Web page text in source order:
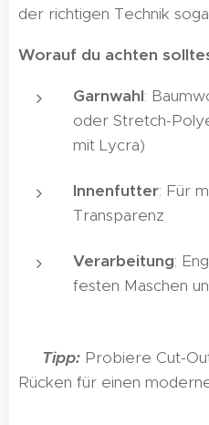
der richtigen Technik
Worauf du achten
Garnwahl:
oder Stretch-
mit Lycra)
Innenfutter: Für
Transparenz
Verarbeitung:
festen Maschen
Tipp: Probiere Cut-
Rücken für einen